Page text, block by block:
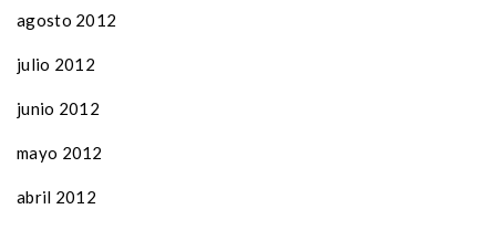
agosto 2012
julio 2012
junio 2012
mayo 2012
abril 2012